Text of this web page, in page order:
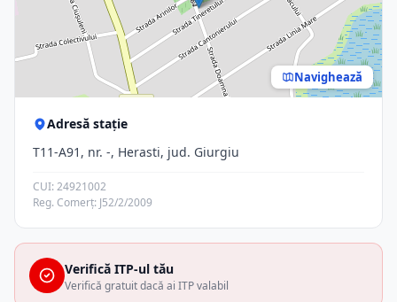
Navighează
Adresă stație
T11-A91, nr. -, Herasti, jud. Giurgiu
CUI: 24921002
Reg. Comerț: J52/2/2009
Verifică ITP-ul tău
Verifică gratuit dacă ai ITP valabil